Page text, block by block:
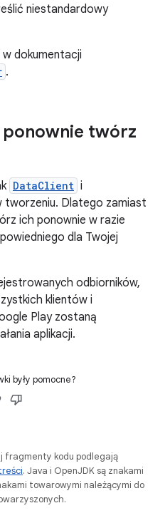
niestandardowy
dokumentacji
.
twórz
DataClient i
tworzeniu. Dlatego zamiast
ich ponownie w razie
dla Twojej
odbiorników,
klientów i
Play zostaną
aplikacji.
były pomocne?
fragmenty kodu podlegają
. Java i OpenJDK są znakami
towarowymi należącymi do